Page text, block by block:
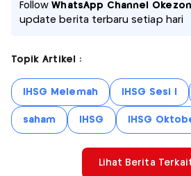
FollowWhatsApp Channel
update berita terbaru setiap hari
Topik Artikel :
IHSG Melemah IHSG Sesi I
saham IHSG IHSG
Lihat Berita